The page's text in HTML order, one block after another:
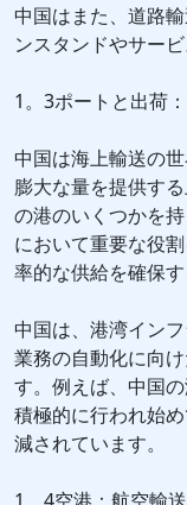
中国はまた、道路
ンスタンドやサー
1。3ポートと出荷
中国は海上輸送の
膨大な量を提供す
の港のいくつかを
において重要な役
率的な供給を確保す
中国は、港湾イン
業務の自動化に向
す。例えば、中国
積極的に行われ始
減されています。